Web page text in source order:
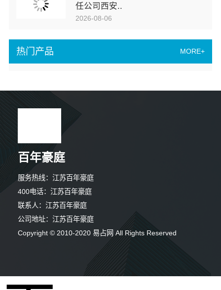
热门产品 MORE+
任公司西安..
2026-08-06
百年豪庭
服务热线：江苏百年豪庭
400电话：江苏百年豪庭
联系人：江苏百年豪庭
公司地址：江苏百年豪庭
Copyright © 2010-2020 易占网 All Rights Reserved